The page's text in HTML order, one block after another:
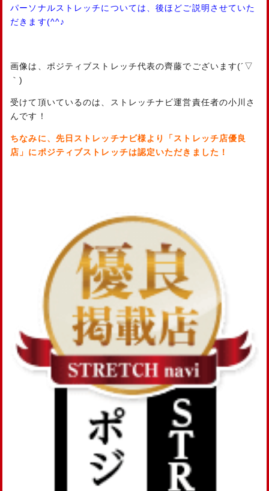
パーソナルストレッチについては、後ほどご説明させていた
だきます(^^♪
画像は、ポジティブストレッチ代表の齊藤でございます(´▽
｀)
受けて頂いているのは、ストレッチナビ運営責任者の小川さ
んです！
ちなみに、先日ストレッチナビ様より「ストレッチ店優良
店」にポジティブストレッチは認定いただきました！